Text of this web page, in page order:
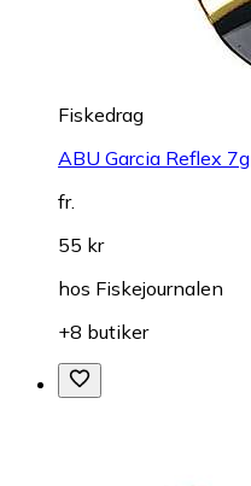
Fiskedrag
ABU Garcia Reflex 7g
fr.
55 kr
hos Fiskejournalen
+8 butiker